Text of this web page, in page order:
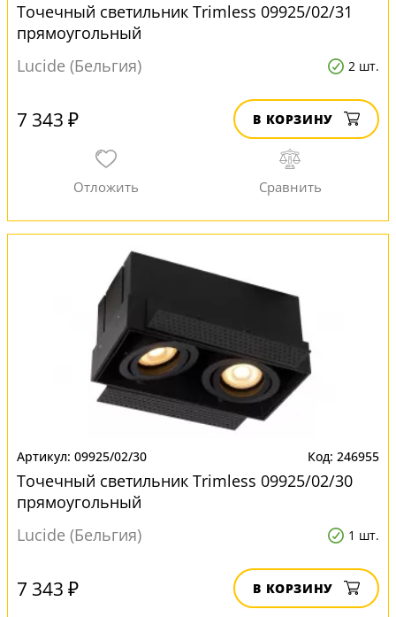
Точечный светильник Trimless 09925/02/31
прямоугольный
Lucide (Бельгия)
2 шт.
7 343 ₽ В КОРЗИНУ
09925/02/30 246955
Точечный светильник Trimless 09925/02/30
прямоугольный
Lucide (Бельгия)
1 шт.
7 343 ₽ В КОРЗИНУ